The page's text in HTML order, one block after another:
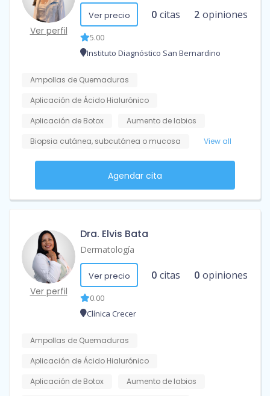
Ver perfil
Ver precio 0 citas 2 opiniones
5.00
Instituto Diagnóstico San Bernardino
Ampollas de Quemaduras
Aplicación de Ácido Hialurónico
Aplicación de Botox
Aumento de labios
Biopsia cutánea, subcutánea o mucosa
View all
Agendar cita
Ver perfil
Dra. Elvis Bata
Dermatología
Ver precio 0 citas 0 opiniones
0.00
Clínica Crecer
Ampollas de Quemaduras
Aplicación de Ácido Hialurónico
Aplicación de Botox
Aumento de labios